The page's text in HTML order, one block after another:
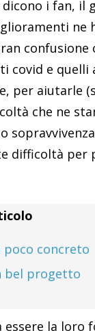
dicono i fan, il
ne
confusione
covid e quelli
per aiutarle
che ne
difficoltà per
poco concreto
bel progetto
essere la loro